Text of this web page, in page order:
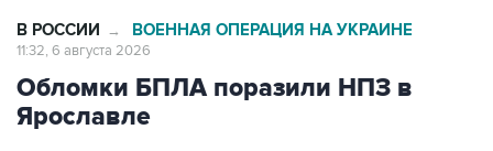
В РОССИИ → ВОЕННАЯ ОПЕРАЦИЯ НА УКРАИНЕ
11:32, 6 августа 2026
Обломки БПЛА поразили НПЗ в
Ярославле